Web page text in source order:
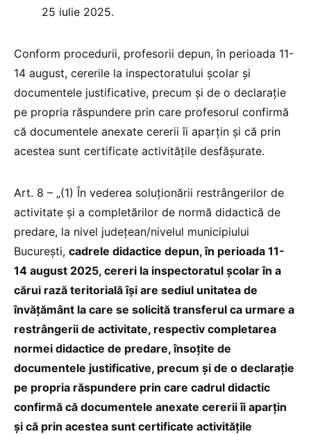
25 iulie 2025.
Conform procedurii, profesorii depun, în perioada 11-
14 august, cererile la inspectoratului școlar și
documentele justificative, precum și de o declarație
pe propria răspundere prin care profesorul confirmă
că documentele anexate cererii îi aparțin și că prin
acestea sunt certificate activitățile desfășurate.
Art. 8 – „(1) În vederea soluționării restrângerilor de
activitate și a completărilor de normă didactică de
predare, la nivel județean/nivelul municipiului
București, cadrele didactice depun, în perioada 11-
14 august 2025, cereri la inspectoratul școlar în a
cărui rază teritorială își are sediul unitatea de
învățământ la care se solicită transferul ca urmare a
restrângerii de activitate, respectiv completarea
normei didactice de predare, însoțite de
documentele justificative, precum și de o declarație
pe propria răspundere prin care cadrul didactic
confirmă că documentele anexate cererii îi aparțin
și că prin acestea sunt certificate activitățile